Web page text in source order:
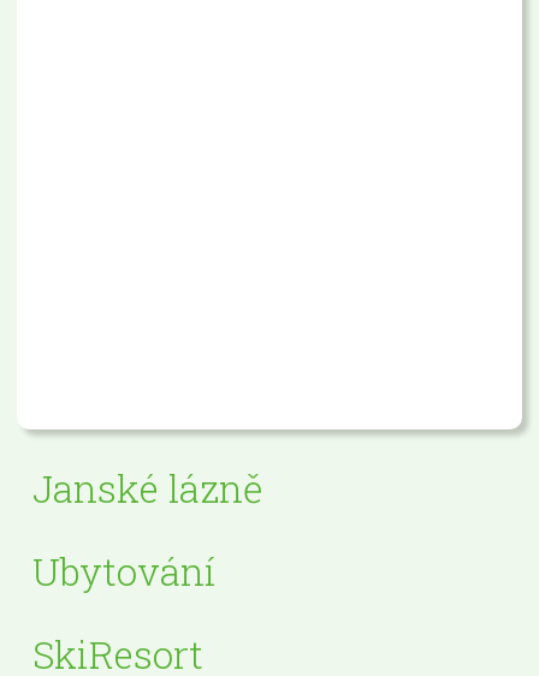
Janské lázně
Ubytování
SkiResort